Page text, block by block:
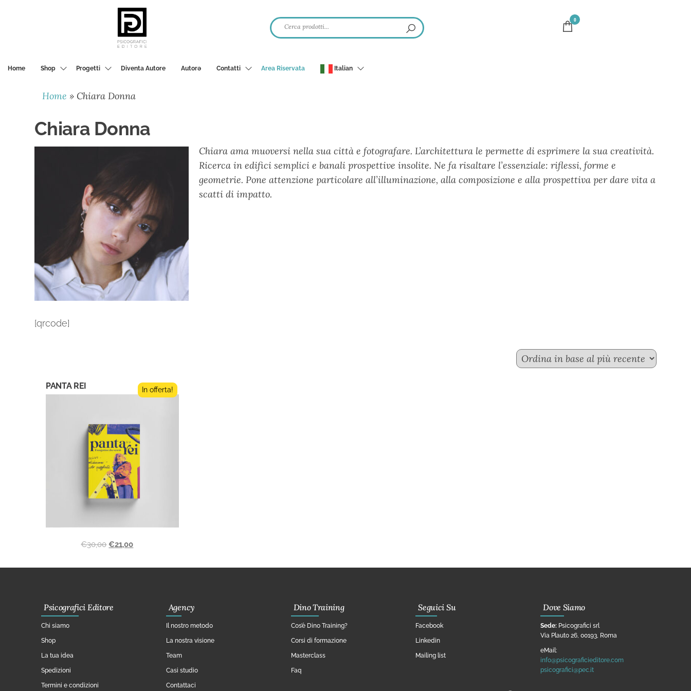
0
Home Shop Progetti Diventa Autore Autorә Contatti Area Riservata Italian
Home » Chiara Donna
Chiara Donna
Chiara ama muoversi nella sua città e fotografare. L’architettura le permette di esprimere la sua creatività.
Ricerca in edifici semplici e banali prospettive insolite. Ne fa risaltare l’essenziale: riflessi, forme e
geometrie. Pone attenzione particolare all’illuminazione, alla composizione e alla prospettiva per dare vita a
scatti di impatto.
[qrcode]
PANTA REI In offerta!
€30,00 €21,00
Psicografici Editore
Chi siamo
Shop
La tua idea
Spedizioni
Termini e condizioni
Agency
Il nostro metodo
La nostra visione
Team
Casi studio
Contattaci
Dino Training
Cos’è Dino Training?
Corsi di formazione
Masterclass
Faq
Seguici Su
Facebook
Linkedin
Mailing list
Dove Siamo
Sede: Psicografici srl
Via Plauto 26, 00193, Roma
eMail:
info@psicograficieditore.com
psicografici@pec.it